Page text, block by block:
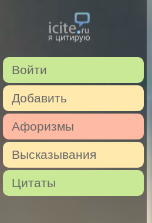
Войти
Добавить
Афоризмы
Высказывания
Цитаты